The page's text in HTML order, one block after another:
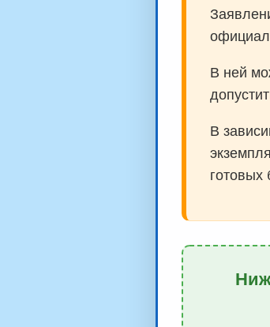
В ней
В
готовых